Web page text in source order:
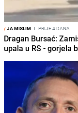
/JA MISLIM I PRIJE 4 DANA
Dragan Bursać:
upala u RS - gorjela